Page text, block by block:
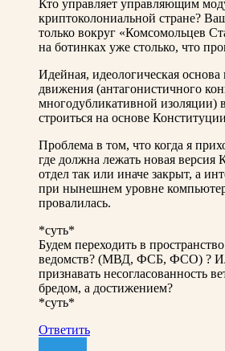
Кто управляет управляющим
криптоколониальной стране?
только вокруг «Комсомольцев
на ботинках уже столько, что
Идейная, идеологическая основа
движения (антагонистичного
многодубликативной
строиться на основе
Проблема в том, что когда я
где должна лежать новая версия
отдел так или иначе закрыт, а
при нынешнем уровне
провалилась.
*суть*
Будем переходить в
ведомств? (МВД, ФСБ, ФСО) ?
признавать несогласованность
бредом, а достижением?
*суть*
Ответить